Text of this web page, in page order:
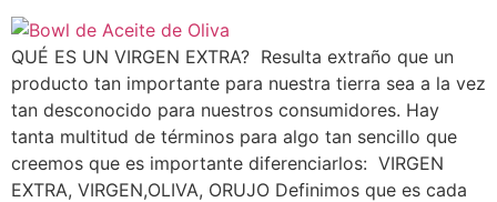
QUÉ ES UN VIRGEN EXTRA? Resulta extraño que un
producto tan importante para nuestra tierra sea a la vez
tan desconocido para nuestros consumidores. Hay
tanta multitud de términos para algo tan sencillo que
creemos que es importante diferenciarlos: VIRGEN
EXTRA, VIRGEN,OLIVA, ORUJO Definimos que es cada